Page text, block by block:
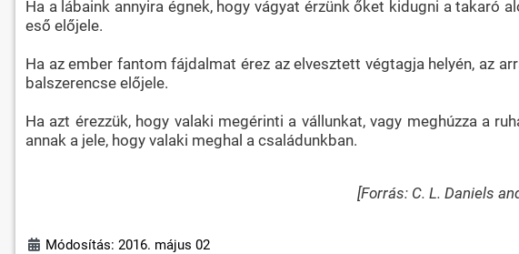
Ha a lábaink annyira égnek, hogy vágyat érzünk őket kidugni a takaró
eső előjele.
Ha az ember fantom fájdalmat érez az elvesztett végtagja helyén, az
balszerencse előjele.
Ha azt érezzük, hogy valaki megérinti a vállunkat, vagy meghúzza a
annak a jele, hogy valaki meghal a családunkban.
[Forrás: C. L. Daniels
Módosítás: 2016. május 02